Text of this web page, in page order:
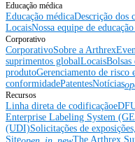
Educação médica
Educação médicaDescrição dos
LocaisNossa equipe de
Corporativo
CorporativoSobre a Arthrex
suprimentos globalLocaisBolsas
produtoGerenciamento de risco
conformidadePatentesNotícias
Recursos
Linha direta de codificação
Enterprise Labeling System
(UDI)Solicitações de
Site
The Arthrex